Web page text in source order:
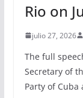
Rio on
julio 27, 2026
The full
Secretary of
Party of Cuba